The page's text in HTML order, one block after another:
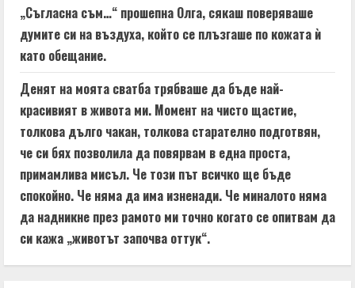
„Съгласна съм…“ прошепна Олга, сякаш поверяваше
думите си на въздуха, който се плъзгаше по кожата ѝ
като обещание.
Денят на моята сватба трябваше да бъде най-
красивият в живота ми. Момент на чисто щастие,
толкова дълго чакан, толкова старателно подготвян,
че си бях позволила да повярвам в една проста,
примамлива мисъл. Че този път всичко ще бъде
спокойно. Че няма да има изненади. Че миналото няма
да надникне през рамото ми точно когато се опитвам да
си кажа „животът започва оттук“.